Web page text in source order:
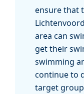
ensure that
area can
get their
swimming
continue to
target